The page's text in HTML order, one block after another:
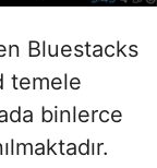
Bluestacks
temele
binlerce